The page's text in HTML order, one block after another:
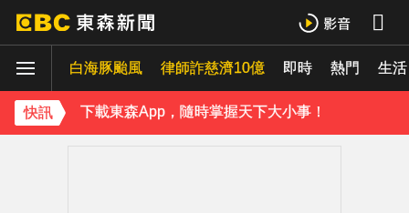
白海豚颱風 律師詐慈濟10億 即時 熱門 生活
快訊
《理財達人秀》X 安聯投信免費講座報名中！搶先卡位 2027
下載東森App，隨時掌握天下大小事！